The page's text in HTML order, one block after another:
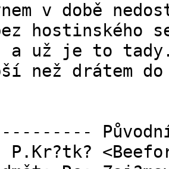
v době
hostinského
a už je to
než drátem do